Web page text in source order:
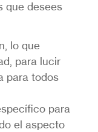
que desees
lo que
para lucir
para todos
para
el aspecto